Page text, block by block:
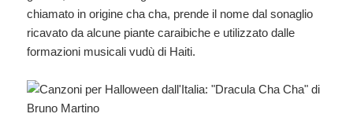
chiamato in origine cha cha, prende il nome dal sonaglio
ricavato da alcune piante caraibiche e utilizzato dalle
formazioni musicali vudù di Haiti.